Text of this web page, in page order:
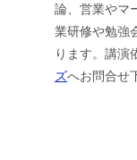
論、営業やマ
業研修や勉強
ります。講演
ズへお問合せ